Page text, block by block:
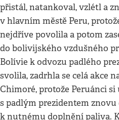
přistál, natankoval, vzlétl a
v hlavním městě Peru,
nejdříve povolila a potom
do bolivijského vzdušného
Bolívie k odvozu padlého
svolila, zadrhla se celá akce
Chimoré, protože Peruánci
s padlým prezidentem
k nutnému doplnění paliva.